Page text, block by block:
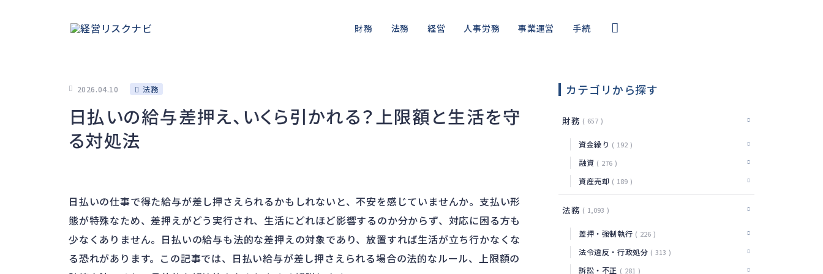
財務
資産売却
法務
訴訟・不正
経営 人事労務
労災・ハラスメント
事業運営
情報漏洩・サイバー
事業再編
手続
債権者対応
2026.04.10 法務
日払いの給与差押え、いくら引かれる？上限額と生活を守
る対処法
日払いの仕事で得た給与が差し押さえられるかもしれないと、不安を感じていませんか。支払い形
態が特殊なため、差押えがどう実行され、生活にどれほど影響するのか分からず、対応に困る方も
少なくありません。日払いの給与も法的な差押えの対象であり、放置すれば生活が立ち行かなくな
る恐れがあります。この記事では、日払い給与が差し押さえられる場合の法的なルール、上限額の
カテゴリから探す
財務 657
資金繰り 192
融資 276
資産売却 189
法務 1,093
差押・強制執行 226
法令違反・行政処分 313
訴訟・不正 281